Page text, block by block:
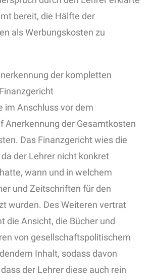
bereit, die Hälfte der
als Werbungskosten zu
der kompletten
im Anschluss vor dem
Anerkennung der Gesamtkosten
Das Finanzgericht wies die
der Lehrer nicht konkret
wann und in welchem
und Zeitschriften für den
wurden. Des Weiteren vertrat
die Ansicht, die Bücher und
von gesellschaftspolitischem
Inhalt, sodass davon
der Lehrer diese auch rein